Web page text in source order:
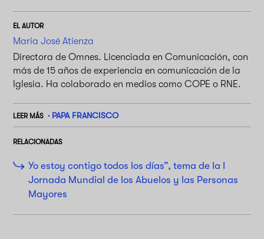
EL AUTOR
Maria José Atienza
Directora de Omnes. Licenciada en Comunicación, con
más de 15 años de experiencia en comunicación de la
Iglesia. Ha colaborado en medios como COPE o RNE.
LEER MÁS PAPA FRANCISCO
RELACIONADAS
Yo estoy contigo todos los días”, tema de la I
Jornada Mundial de los Abuelos y las Personas
Mayores